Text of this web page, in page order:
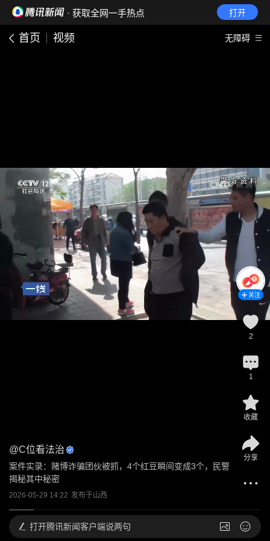
· 获取全网一手热点 打开
首页 视频 无障碍
@C位看法治
案件实录：赌博诈骗团伙被抓，4个红豆瞬间变成3个，民警
揭秘其中秘密
2026-05-29 14:22 发布于山西
关注
2
1
收藏
分享
打开腾讯新闻客户端说两句